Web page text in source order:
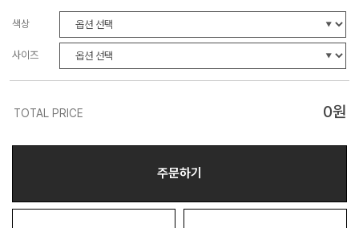
색상
사이즈
TOTAL PRICE 0원
주문하기